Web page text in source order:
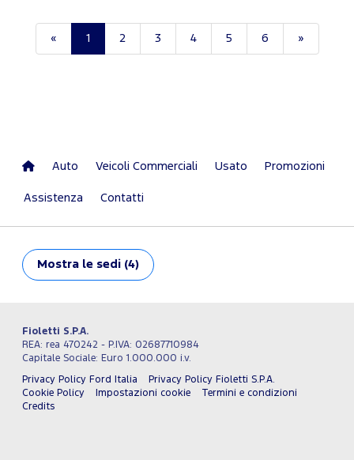
« 1 2 3 4 5 6 »
Auto Veicoli Commerciali Usato Promozioni
Assistenza Contatti
Mostra le sedi (4)
Fioletti S.P.A.
REA: rea 470242 - P.IVA: 02687710984
Capitale Sociale: Euro 1.000.000 i.v.
Privacy Policy Ford Italia
Privacy Policy Fioletti S.P.A.
Cookie Policy
Impostazioni cookie
Termini e condizioni
Credits